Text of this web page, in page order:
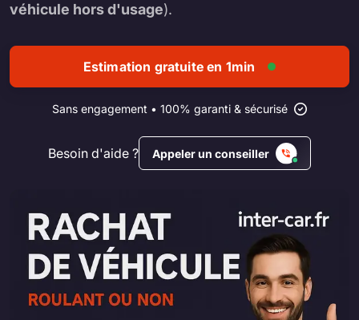
véhicule hors d'usage).
Estimation gratuite en 1min
Sans engagement • 100% garanti & sécurisé
Besoin d'aide ? Appeler un conseiller